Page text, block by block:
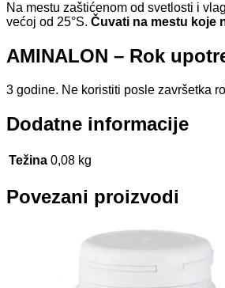
Na mestu zaštićenom od svetlosti i
većoj od 25°S. Čuvati na mestu koje
AMINALON – Rok
3 godine. Ne koristiti posle završetka
Dodatne informacije
Težina 0,08 kg
Povezani proizvodi